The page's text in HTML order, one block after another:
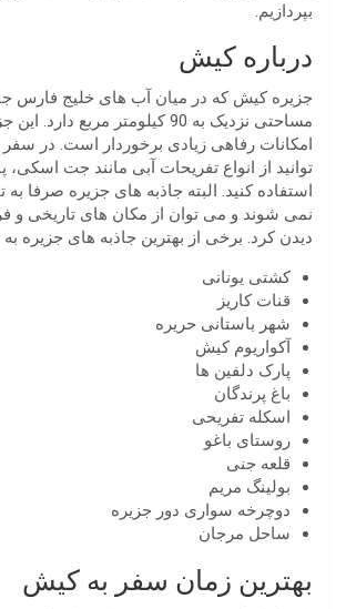
بپردازیم.
درباره کیش
جزیره کیش که در میان آب های خلیج فارس
مساحتی نزدیک به 90 کیلومتر مربع
امکانات رفاهی زیادی برخوردار است. در
توانید از انواع تفریحات آبی مانند جت اسکی،
استفاده کنید. البته جاذبه های جزیره صرفا
نمی شوند و می توان از مکان های تاریخی و
دیدن کرد. برخی از بهترین جاذبه های جزیره
کشتی یونانی
قنات کاریز
شهر باستانی حریره
آکواریوم کیش
پارک دلفین ها
باغ پرندگان
اسکله تفریحی
روستای باغو
قلعه جنی
بولینگ مریم
دوچرخه سواری دور جزیره
ساحل مرجان
بهترین زمان سفر به کیش